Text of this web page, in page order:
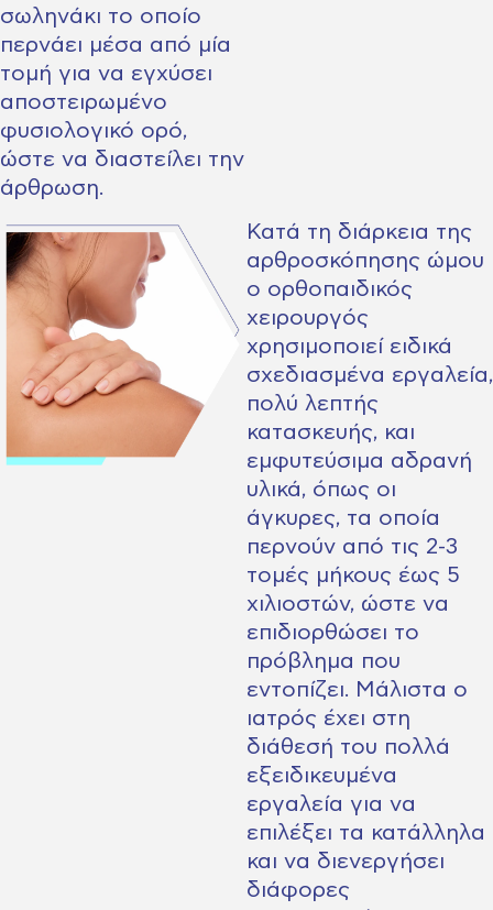
σωληνάκι το οποίο
περνάει μέσα από μία
τομή για να εγχύσει
αποστειρωμένο
φυσιολογικό ορό,
ώστε να διαστείλει την
άρθρωση.
Κατά τη διάρκεια της
αρθροσκόπησης ώμου
ο ορθοπαιδικός
χειρουργός
χρησιμοποιεί ειδικά
σχεδιασμένα εργαλεία,
πολύ λεπτής
κατασκευής, και
εμφυτεύσιμα αδρανή
υλικά, όπως οι
άγκυρες, τα οποία
περνούν από τις 2-3
τομές μήκους έως 5
χιλιοστών, ώστε να
επιδιορθώσει το
πρόβλημα που
εντοπίζει. Μάλιστα ο
ιατρός έχει στη
διάθεσή του πολλά
εξειδικευμένα
εργαλεία για να
επιλέξει τα κατάλληλα
και να διενεργήσει
διάφορες